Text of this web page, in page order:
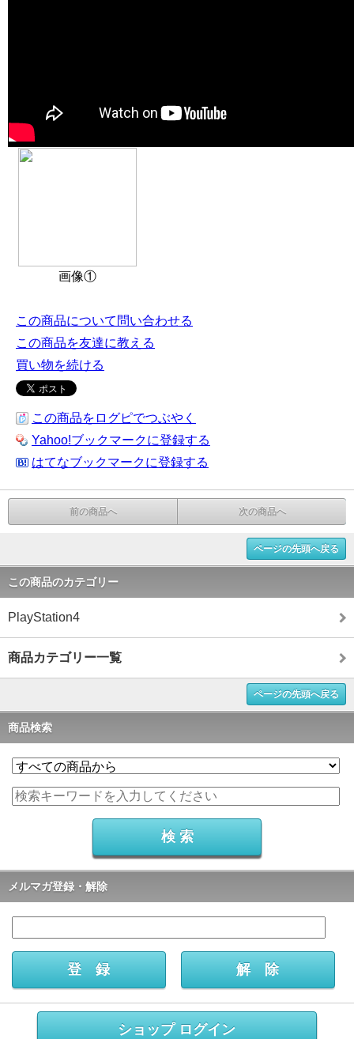
画像①
この商品について問い合わせる
この商品を友達に教える
買い物を続ける
この商品をログピでつぶやく
Yahoo!ブックマークに登録する
はてなブックマークに登録する
前の商品へ 次の商品へ
ページの先頭へ戻る
この商品のカテゴリー
PlayStation4
商品カテゴリー一覧
ページの先頭へ戻る
商品検索
メルマガ登録・解除
ショップ ログイン